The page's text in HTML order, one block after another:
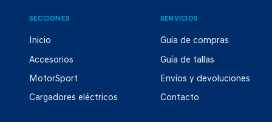
SECCIONES
Inicio
Accesorios
MotorSport
Cargadores eléctricos
SERVICIOS
Guía de compras
Guía de tallas
Envíos y devoluciones
Contacto